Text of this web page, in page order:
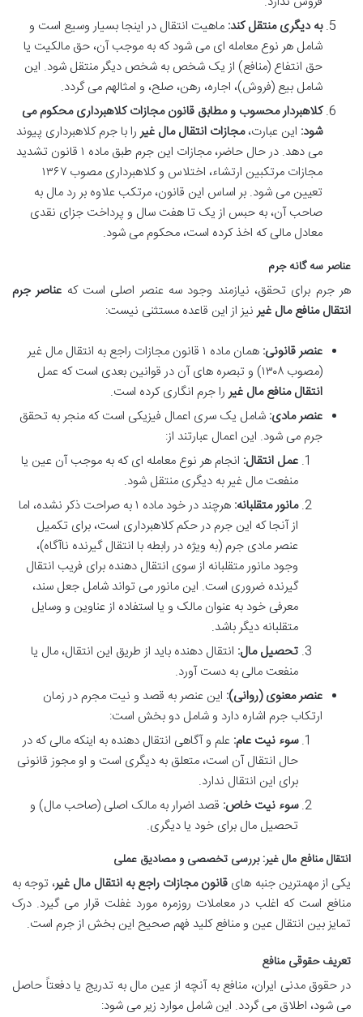
به دیگری منتقل کند: ماهیت انتقال در اینجا بسیار وسیع است و
شامل هر نوع معامله ای می شود که به موجب آن، حق مالکیت یا
حق انتفاع (منافع) از یک شخص به شخص دیگر منتقل شود. این
شامل بیع (فروش)، اجاره، رهن، صلح، و امثالهم می گردد.
کلاهبردار محسوب و مطابق قانون مجازات کلاهبرداری محکوم می
شود: این عبارت،مجازات انتقال مال غیر را با جرم کلاهبرداری پیوند
می دهد. در حال حاضر، مجازات این جرم طبق ماده ۱ قانون تشدید
مجازات مرتکبین ارتشاء، اختلاس و کلاهبرداری مصوب ۱۳۶۷
تعیین می شود. بر اساس این قانون، مرتکب علاوه بر رد مال به
صاحب آن، به حبس از یک تا هفت سال و پرداخت جزای نقدی
معادل مالی که اخذ کرده است، محکوم می شود.
عناصر سه گانه جرم
هر جرم برای تحقق، نیازمند وجود سه عنصر اصلی است که عناصر جرم
انتقال منافع مال غیر نیز از این قاعده مستثنی نیست:
عنصر قانونی:
همان ماده ۱ قانون مجازات راجع به انتقال مال غیر
(مصوب ۱۳۰۸) و تبصره های آن در قوانین بعدی است که عمل
انتقال منافع مال غیر را جرم انگاری کرده است.
عنصر مادی: شامل یک سری اعمال فیزیکی است که منجر به تحقق
جرم می شود. این اعمال عبارتند از:
عمل انتقال: انجام هر نوع معامله ای که به موجب آن عین یا
منفعت مال غیر به دیگری منتقل شود.
مانور متقلبانه:
هرچند در خود ماده ۱ به صراحت ذکر نشده، اما
از آنجا که این جرم در حکم کلاهبرداری است، برای تکمیل
عنصر مادی جرم (به ویژه در رابطه با انتقال گیرنده ناآگاه)،
وجود مانور متقلبانه از سوی انتقال دهنده برای فریب انتقال
گیرنده ضروری است. این مانور می تواند شامل جعل سند،
معرفی خود به عنوان مالک و یا استفاده از عناوین و وسایل
متقلبانه دیگر باشد.
تحصیل مال: انتقال دهنده باید از طریق این انتقال، مال یا
منفعت مالی به دست آورد.
عنصر معنوی (روانی): این عنصر به قصد و نیت مجرم در زمان
ارتکاب جرم اشاره دارد و شامل دو بخش است:
سوء نیت عام: علم و آگاهی انتقال دهنده به اینکه مالی که در
حال انتقال آن است، متعلق به دیگری است و او مجوز قانونی
برای این انتقال ندارد.
سوء نیت خاص: قصد اضرار به مالک اصلی (صاحب مال) و
تحصیل مال برای خود یا دیگری.
انتقال منافع مال غیر: بررسی تخصصی و مصادیق عملی
یکی از مهمترین جنبه های قانون مجازات راجع به انتقال مال غیر، توجه به
منافع است که اغلب در معاملات روزمره مورد غفلت قرار می گیرد. درک
تمایز بین انتقال عین و منافع کلید فهم صحیح این بخش از جرم است.
تعریف حقوقی منافع
در حقوق مدنی ایران، منافع به آنچه از عین مال به تدریج یا دفعتاً حاصل
می شود، اطلاق می گردد. این شامل موارد زیر می شود: